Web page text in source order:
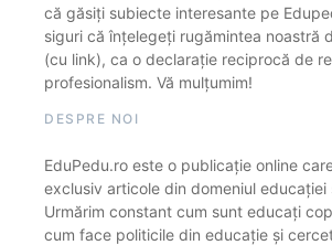
că găsiți subiecte interesante pe
siguri că înțelegeți rugămintea noastră
(cu link), ca o declarație reciprocă de
profesionalism. Vă mulțumim!
DESPRE NOI
EduPedu.ro este o publicație online
exclusiv articole din domeniul educației
Urmărim constant cum sunt educați
cum face politicile din educație și